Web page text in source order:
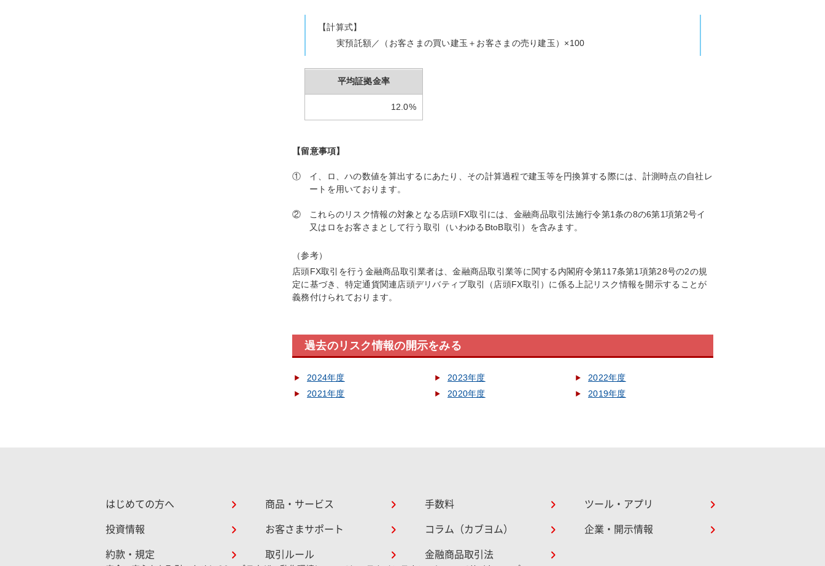
【計算式】
実預託額／（お客さまの買い建玉＋お客さまの売り建玉）×100
平均証拠金率
12.0%
【留意事項】
①
イ、ロ、ハの数値を算出するにあたり、その計算過程で建玉等を円換算する際には、計測時点の自社レ
ートを用いております。
②
これらのリスク情報の対象となる店頭FX取引には、金融商品取引法施行令第1条の8の6第1項第2号イ
又はロをお客さまとして行う取引（いわゆるBtoB取引）を含みます。
（参考）
店頭FX取引を行う金融商品取引業者は、金融商品取引業等に関する内閣府令第117条第1項第28号の2の規
定に基づき、特定通貨関連店頭デリバティブ取引（店頭FX取引）に係る上記リスク情報を開示することが
義務付けられております。
過去のリスク情報の開示をみる
2024年度 2023年度
2022年度
2021年度
2020年度 2019年度
はじめての方へ 商品・サービス 手数料 ツール・アプリ
投資情報 お客さまサポート コラム（カブヨム） 企業・開示情報
約款・規定 取引ルール 金融商品取引法